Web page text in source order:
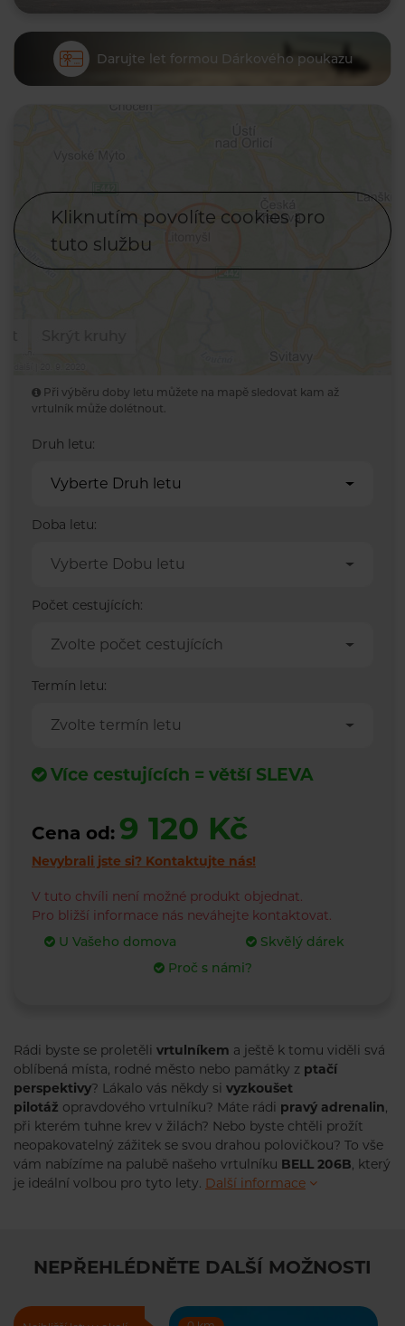
Darujte let formou Dárkového poukazu
Kliknutím povolíte cookies pro
tuto službu
Při výběru doby letu můžete na mapě sledovat kam až
vrtulník může dolétnout.
Druh letu:
Vyberte Druh letu
Doba letu:
Vyberte Dobu letu
Počet cestujících:
Zvolte počet cestujících
Termín letu:
Zvolte termín letu
Více cestujících = větší SLEVA
Cena od: 9 120 Kč
Nevybrali jste si? Kontaktujte nás!
V tuto chvíli není možné produkt objednat.
Pro bližší informace nás neváhejte kontaktovat.
U Vašeho domova
Skvělý dárek
Proč s námi?
Rádi byste se proletěli vrtulníkem a ještě k tomu viděli svá
oblíbená místa, rodné město nebo památky z ptačí
perspektivy? Lákalo vás někdy si vyzkoušet
pilotáž opravdového vrtulníku? Máte rádi pravý adrenalin,
při kterém tuhne krev v žilách? Nebo byste chtěli prožít
neopakovatelný zážitek se svou drahou polovičkou? To vše
vám nabízíme na palubě našeho vrtulníku BELL 206B, který
je ideální volbou pro tyto lety. Další informace
NEPŘEHLÉDNĚTE DALŠÍ MOŽNOSTI